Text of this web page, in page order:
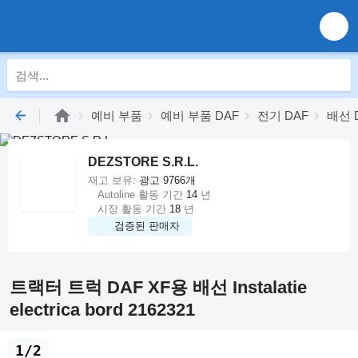
예비 부품 예비 부품 DAF 전기 DAF 배선
DEZSTORE S.R.L.
검증된 판매자
재고 보유: 광고 9766개
Autoline 활동 기간 14 년
시장 활동 기간 18 년
트랙터 트럭 DAF XF용 배선 Instalatie
electrica bord 2162321
1/2